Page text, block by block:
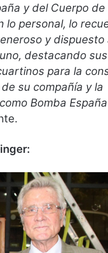
y del Cuerpo
lo personal, lo
y
destacando
para la
su compañía y la
Bomba